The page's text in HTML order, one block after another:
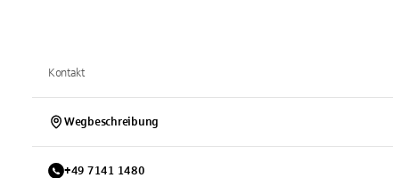
Kontakt
Wegbeschreibung
+49 7141 1480